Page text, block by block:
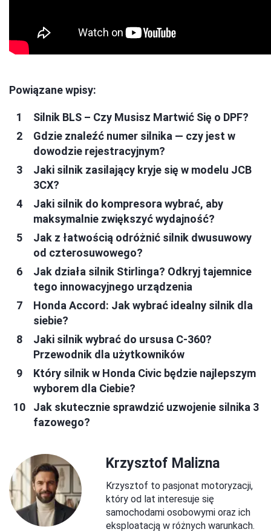
Powiązane wpisy:
Silnik BLS – Czy Musisz Martwić Się o DPF?
Gdzie znaleźć numer silnika — czy jest w
dowodzie rejestracyjnym?
Jaki silnik zasilający kryje się w modelu JCB
3CX?
Jaki silnik do kompresora wybrać, aby
maksymalnie zwiększyć wydajność?
Jak z łatwością odróżnić silnik dwusuwowy
od czterosuwowego?
Jak działa silnik Stirlinga? Odkryj tajemnice
tego innowacyjnego urządzenia
Honda Accord: Jak wybrać idealny silnik dla
siebie?
Jaki silnik wybrać do ursusa C-360?
Przewodnik dla użytkowników
Który silnik w Honda Civic będzie najlepszym
wyborem dla Ciebie?
Jak skutecznie sprawdzić uzwojenie silnika 3
fazowego?
Krzysztof Malizna
Krzysztof to pasjonat motoryzacji,
który od lat interesuje się
samochodami osobowymi oraz ich
eksploatacją w różnych warunkach.